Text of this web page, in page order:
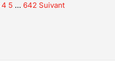
4 5 … 642 Suivant